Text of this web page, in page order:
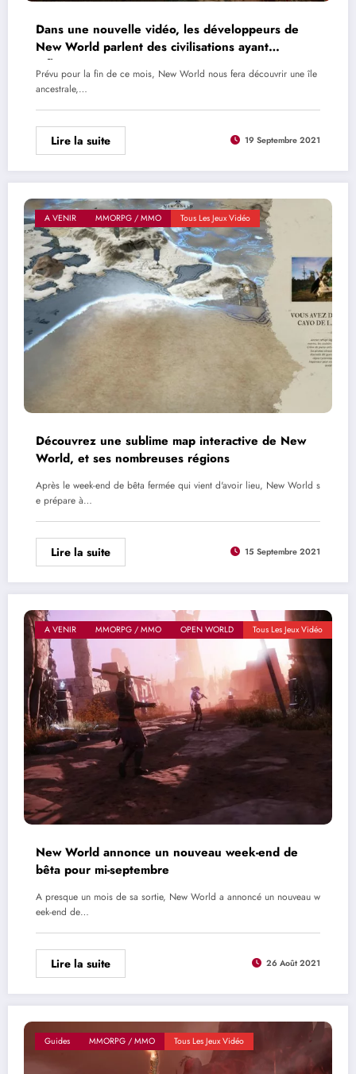
Dans une nouvelle vidéo, les développeurs de
New World parlent des civilisations ayant
influencé Aeternum
Prévu pour la fin de ce mois, New World nous fera découvrir une île
ancestrale,…
Lire la suite 19 Septembre 2021
A VENIR MMORPG / MMO Tous Les Jeux Vidéo
Découvrez une sublime map interactive de New
World, et ses nombreuses régions
Après le week-end de bêta fermée qui vient d'avoir lieu, New World s
e prépare à…
Lire la suite 15 Septembre 2021
A VENIR MMORPG / MMO OPEN WORLD Tous Les Jeux Vidéo
New World annonce un nouveau week-end de
bêta pour mi-septembre
A presque un mois de sa sortie, New World a annoncé un nouveau w
eek-end de…
Lire la suite 26 Août 2021
Guides MMORPG / MMO Tous Les Jeux Vidéo